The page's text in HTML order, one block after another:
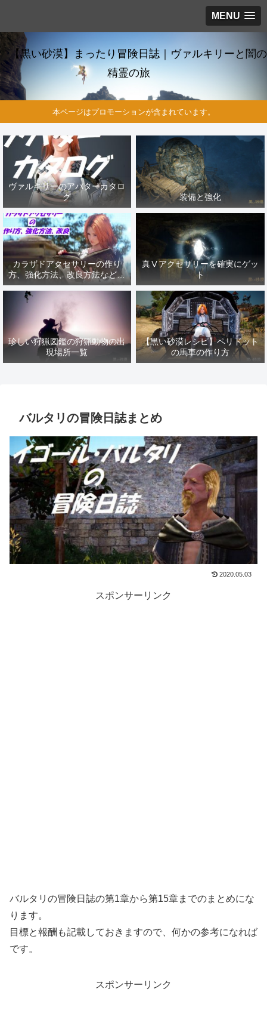
MENU
【黒い砂漠】まったり冒険日誌｜ヴァルキリーと闇の
精霊の旅
本ページはプロモーションが含まれています。
ヴァルキリーのアバターカタロ
グ
装備と強化
カラザドアクセサリーの作り
方、強化方法、改良方法などま
とめ【黒い砂漠冒険日誌１４１
真Ⅴアクセサリーを確実にゲッ
ト
珍しい狩猟図鑑の狩猟動物の出
現場所一覧
【黒い砂漠レシピ】ペリドット
の馬車の作り方
バルタリの冒険日誌まとめ
2020.05.03
スポンサーリンク
バルタリの冒険日誌の第1章から第15章までのまとめにな
ります。
目標と報酬も記載しておきますので、何かの参考になれば
です。
スポンサーリンク